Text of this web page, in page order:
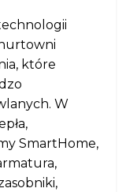
które
W
SmartHome,